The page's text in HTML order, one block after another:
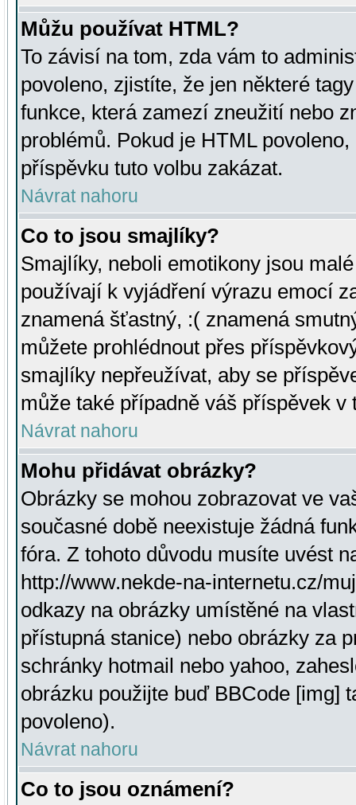
Můžu používat HTML?
To závisí na tom, zda vám to
povoleno, zjistíte, že jen některé
funkce, která zamezí zneužití nebo
problémů. Pokud je HTML
příspěvku tuto volbu zakázat.
Návrat nahoru
Co to jsou smajlíky?
Smajlíky, neboli emotikony jsou
používají k vyjádření výrazu emocí
znamená šťastný, :( znamená
můžete prohlédnout přes
smajlíky nepřeužívat, aby se
může také případně váš příspěvek v
Návrat nahoru
Mohu přidávat obrázky?
Obrázky se mohou zobrazovat ve
současné době neexistuje žádná
fóra. Z tohoto důvodu musíte uvést
http://www.nekde-na-internetu.cz/
odkazy na obrázky umístěné na
přístupná stanice) nebo obrázky za
schránky hotmail nebo yahoo,
obrázku použijte buď BBCode [img]
povoleno).
Návrat nahoru
Co to jsou oznámení?